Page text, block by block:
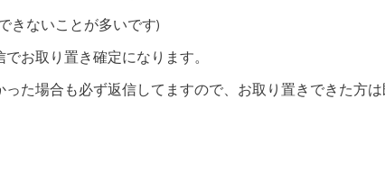
きないことが多いです)
お取り置き確定になります。
た場合も必ず返信してますので、お取り置きできた方